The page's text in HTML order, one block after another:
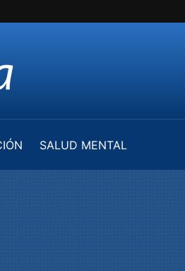
SALUD MENTAL